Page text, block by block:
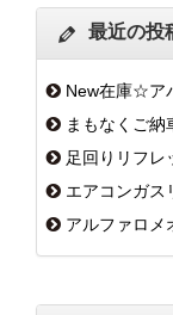
最近の投
New在庫☆ア
まもなくご
足回りリフ
エアコンガス
アルファロメ